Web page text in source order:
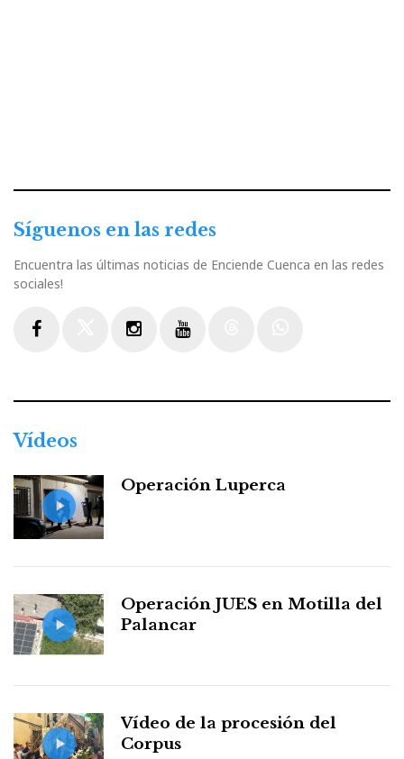
Síguenos en las redes
Encuentra las últimas noticias de Enciende Cuenca en las redes
sociales!
Vídeos
Operación Luperca
Operación JUES en Motilla del
Palancar
Vídeo de la procesión del
Corpus